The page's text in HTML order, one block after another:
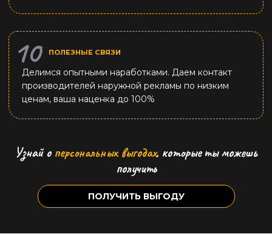
ПОЛЕЗНЫЕ СВЯЗИ
Делимся опытными наработками. Даем контакт
производителей наружной рекламы по низким
ценам, ваша наценка до 100%
ПОЛУЧИТЬ ВЫГОДУ
Узнай о персональных выгодах, которые ты можешь
получить